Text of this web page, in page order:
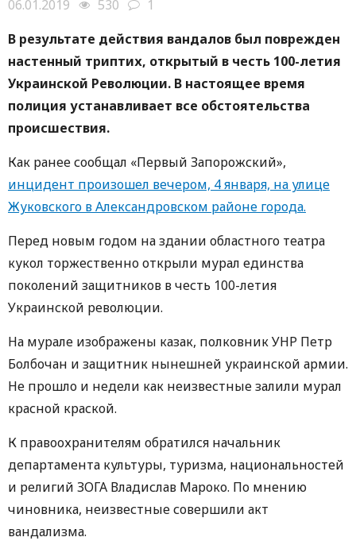
06.01.2019 530
1
В результате действия вандалов был поврежден
настенный триптих, открытый в честь 100-летия
Украинской Революции. В настоящее время
полиция устанавливает все обстоятельства
происшествия.
Как ранее сообщал «Первый Запорожский»,
инцидент произошел вечером, 4 января, на улице
Жуковского в Александровском районе города.
Перед новым годом на здании областного театра
кукол торжественно открыли мурал единства
поколений защитников в честь 100-летия
Украинской революции.
На мурале изображены казак, полковник УНР Петр
Болбочан и защитник нынешней украинской армии.
Не прошло и недели как неизвестные залили мурал
красной краской.
К правоохранителям обратился начальник
департамента культуры, туризма, национальностей
и религий ЗОГА Владислав Мароко. По мнению
чиновника, неизвестные совершили акт
вандализма.